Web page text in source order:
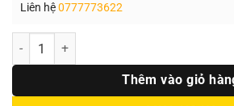
Liên hệ0777773622
Số lượng
Thêm vào giỏ